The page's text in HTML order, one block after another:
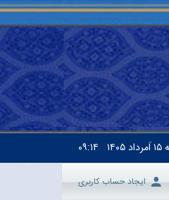
۱۵ اَمرداد ۱۴۰۵ ۰۹:۱۴
ایجاد حساب کاربری